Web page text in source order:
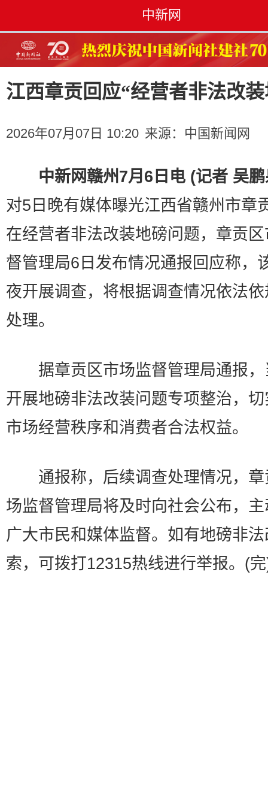
中新网
江西章贡回应“经营者非法改
2026年07月07日 10:20 来源： 中国新闻网
中新网赣州7月6日电 (记者 吴
对5日晚有媒体曝光江西省赣州市章
在经营者非法改装地磅问题，章贡
督管理局6日发布情况通报回应称，
夜开展调查，将根据调查情况依法
处理。
据章贡区市场监督管理局通报，
开展地磅非法改装问题专项整治，
市场经营秩序和消费者合法权益。
通报称，后续调查处理情况，章
场监督管理局将及时向社会公布，
广大市民和媒体监督。如有地磅非
索，可拨打12315热线进行举报。(